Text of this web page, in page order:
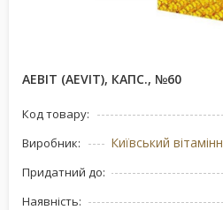
АЕВІТ (AEVIT), КАПС., №60
Код товару:
Виробник:
Придатний до:
Наявність: